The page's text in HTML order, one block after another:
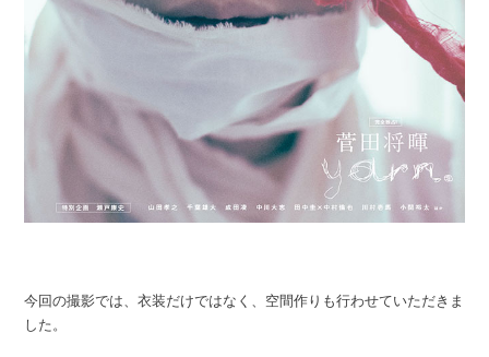
今回の撮影では、衣装だけではなく、空間作りも行わせていただきま
した。